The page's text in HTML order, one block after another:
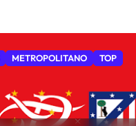
METROPOLITANO TOP